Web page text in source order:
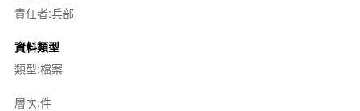
責任者:兵部
資料類型
類型:檔案
層次:件